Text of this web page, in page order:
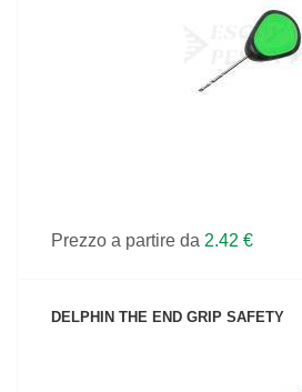
VEDI IL PRODOTTO
Prezzo a partire da 2.42 €
DELPHIN THE END GRIP SAFETY